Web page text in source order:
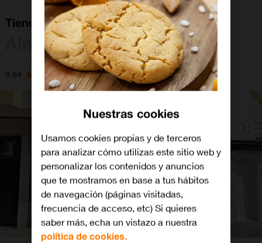
Tienda Orange Almendralejo
Almendralejo
Nuestras cookies
Usamos cookies propias y de terceros
para analizar cómo utilizas este sitio web y
personalizar los contenidos y anuncios
que te mostramos en base a tus hábitos
de navegación (páginas visitadas,
frecuencia de acceso, etc) Si quieres
saber más, echa un vistazo a nuestra
política de cookies.